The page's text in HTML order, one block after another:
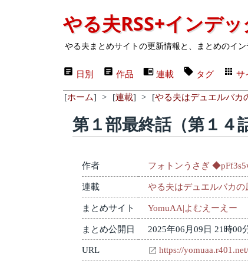
やる夫RSS+インデッ
やる夫まとめサイトの更新情報と、まとめのイン
日別 作品 連載 タグ サ
[ホーム] > [連載] > [やる夫はデュエルバカ
第１部最終話（第１
作者 フォトンうさぎ
連載 やる夫はデュエルバカの
まとめサイト YomuAA|よむえーえー
まとめ公開日 2025年06月09日 21時00
URL https://